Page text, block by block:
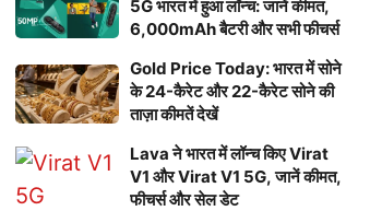
5G भारत में हुआ लॉन्च: जानें कीमत,
6,000mAh बैटरी और सभी फीचर्स
Gold Price Today: भारत में सोने
के 24-कैरेट और 22-कैरेट सोने की
ताज़ा कीमतें देखें
Lava ने भारत में लॉन्च किए Virat
V1 और Virat V1 5G, जानें कीमत,
फीचर्स और सेल डेट